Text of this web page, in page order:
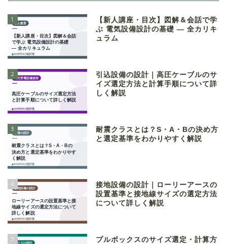
1
【新人講座・目次】図解＆会話で学
ぶ 電気設備設計の基礎 ― 全カリキ
ュラム
2
引込設備の設計｜高圧ケーブルのサ
イズ選定方法と計算手順について詳
しく解説
3
耐震クラスとは？S・A・Bの決め方
と選定基準をわかりやすく解説
4
接地設備の設計｜ローリーアースの
設置基準と接地線サイズの選定方法
について詳しく解説
5
プルボックスのサイズ選定・計算方